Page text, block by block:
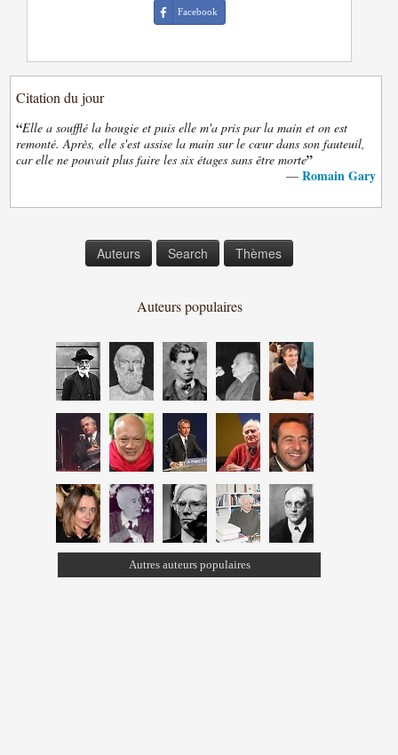
Facebook
Citation du jour
“Elle a soufflé la bougie et puis elle m'a pris par la main et on est
remonté. Après, elle s'est assise la main sur le cœur dans son fauteuil,
car elle ne pouvait plus faire les six étages sans être morte”
— Romain Gary
Auteurs Search Thèmes
Auteurs populaires
Autres auteurs populaires